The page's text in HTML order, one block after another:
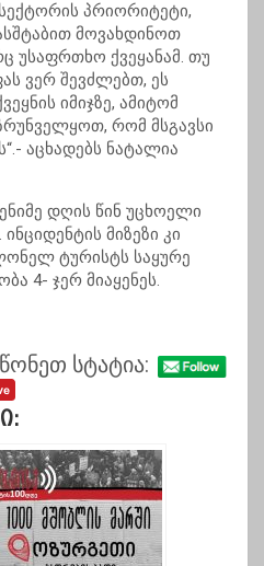
პრიორიტეტი,
მოვახდინოთ
უსაფრთხო ქვეყანამ. თუ
ვერ შევძლებთ, ეს
იმიჯზე, ამიტომ
რომ მსგავსი
აცხადებს ნატალია
დღის წინ უცხოელი
მიზეზი კი
ტურისტს საყურე
4- ჯერ მიაყენეს.
სტატია: